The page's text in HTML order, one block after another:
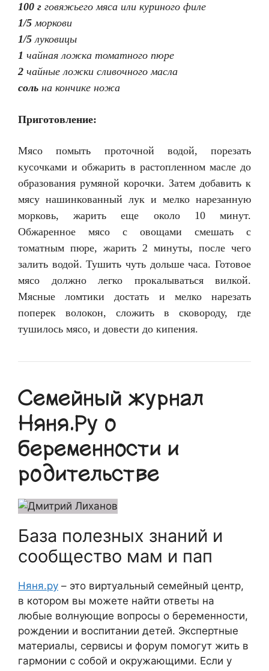
100 г говяжьего мяса или куриного филе
1/5 моркови
1/5 луковицы
1 чайная ложка томатного пюре
2 чайные ложки сливочного масла
соль на кончике ножа
Приготовление:
Мясо помыть проточной водой, порезать
кусочками и обжарить в растопленном масле до
образования румяной корочки. Затем добавить к
мясу нашинкованный лук и мелко нарезанную
морковь, жарить еще около 10 минут.
Обжаренное мясо с овощами смешать с
томатным пюре, жарить 2 минуты, после чего
залить водой. Тушить чуть дольше часа. Готовое
мясо должно легко прокалываться вилкой.
Мясные ломтики достать и мелко нарезать
поперек волокон, сложить в сковороду, где
тушилось мясо, и довести до кипения.
Семейный журнал
Няня.Ру о
беременности и
родительстве
База полезных знаний и
сообщество мам и пап
Няня.ру – это виртуальный семейный центр,
в котором вы можете найти ответы на
любые волнующие вопросы о беременности,
рождении и воспитании детей. Экспертные
материалы, сервисы и форум помогут жить в
гармонии с собой и окружающими. Если у